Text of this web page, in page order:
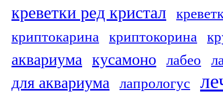
креветки ред кристал
криптокарина
криптокорина
аквариума кусамоно лабео
для аквариума лапрологус